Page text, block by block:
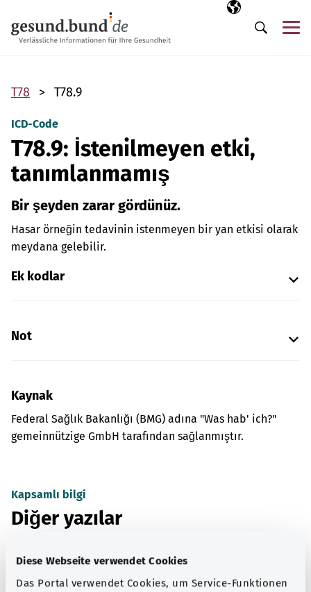
Diese Webseite verwendet Cookies
Das Portal verwendet Cookies, um Service-Funktionen
Seçili dil
TR
Arama
T78 T78.9
ICD-Code
T78.9: İstenilmeyen etki,
tanımlanmamış
Bir şeyden zarar gördünüz.
Hasar örneğin tedavinin istenmeyen bir yan etkisi olarak
meydana gelebilir.
Ek kodlar
Not
Kaynak
Federal Sağlık Bakanlığı (BMG) adına "Was hab' ich?"
gemeinnützige GmbH tarafından sağlanmıştır.
Kapsamlı bilgi
Diğer yazılar